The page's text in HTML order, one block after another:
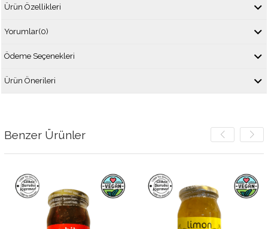
Ürün Özellikleri
Yorumlar(0)
Ödeme Seçenekleri
Ürün Önerileri
Benzer Ürünler